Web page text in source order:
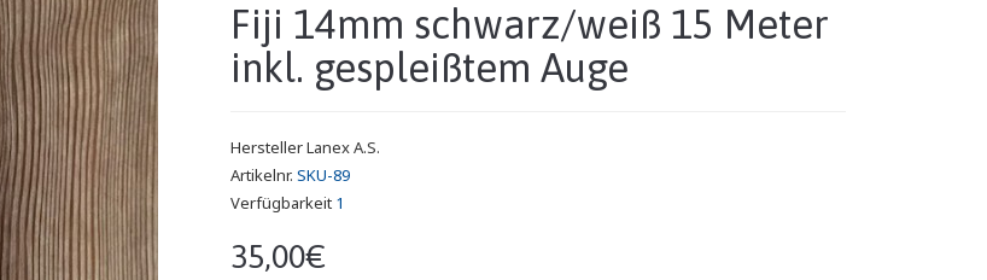
Fiji 14mm schwarz/weiß 15 Meter
inkl. gespleißtem Auge
HerstellerLanex A.S.
Artikelnr. SKU-89
Verfügbarkeit 1
35,00€